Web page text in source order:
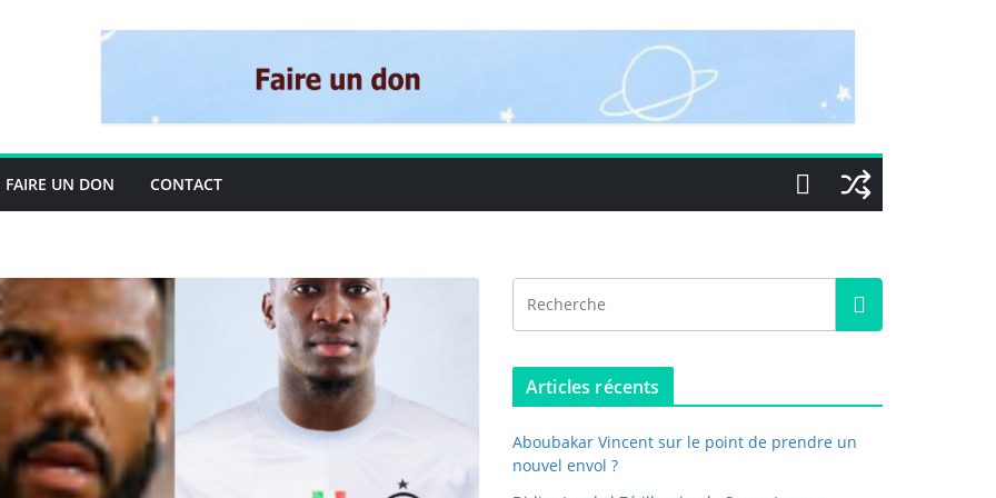
FAIRE UN DON CONTACT
Articles récents
Aboubakar Vincent sur le point de prendre un
nouvel envol ?